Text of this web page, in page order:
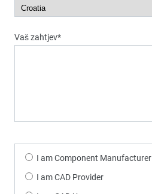
Vaš zahtjev*
I am Component Manufacturer
I am CAD Provider